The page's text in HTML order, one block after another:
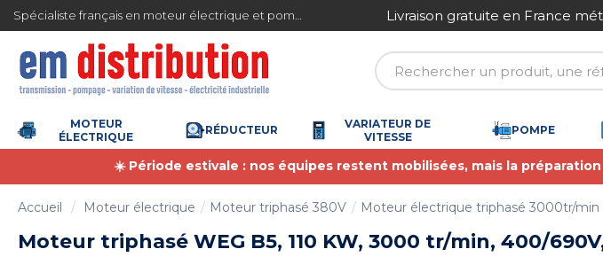
avis) Livraison gratuite en France métropolitaine à partir de 360 €
MOTEUR
ÉLECTRIQUE
RÉDUCTEUR
VARIATEUR DE
VITESSE
POMPE
☀️ Période estivale : nos équipes restent mobilisées, mais la
Accueil Moteur électrique Moteur triphasé 380V Moteur électrique triphasé 3000tr/min
Moteur triphasé WEG B5, 110 KW, 3000 tr/min, 400/
Gestion des cookies